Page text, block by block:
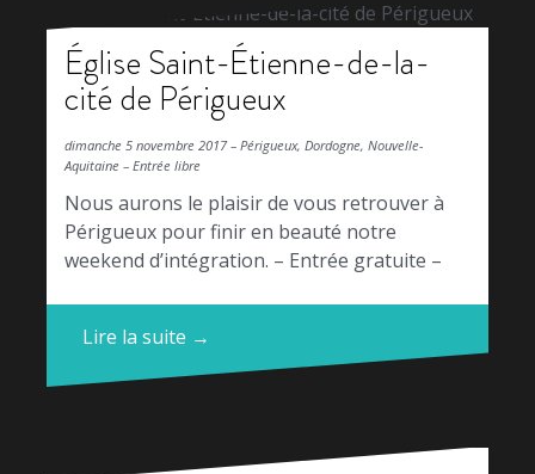
Église Saint-Étienne-de-la-
cité de Périgueux
dimanche 5 novembre 2017 – Périgueux, Dordogne, Nouvelle-
Aquitaine – Entrée libre
Nous aurons le plaisir de vous retrouver à
Périgueux pour finir en beauté notre
weekend d’intégration. – Entrée gratuite –
Lire la suite →